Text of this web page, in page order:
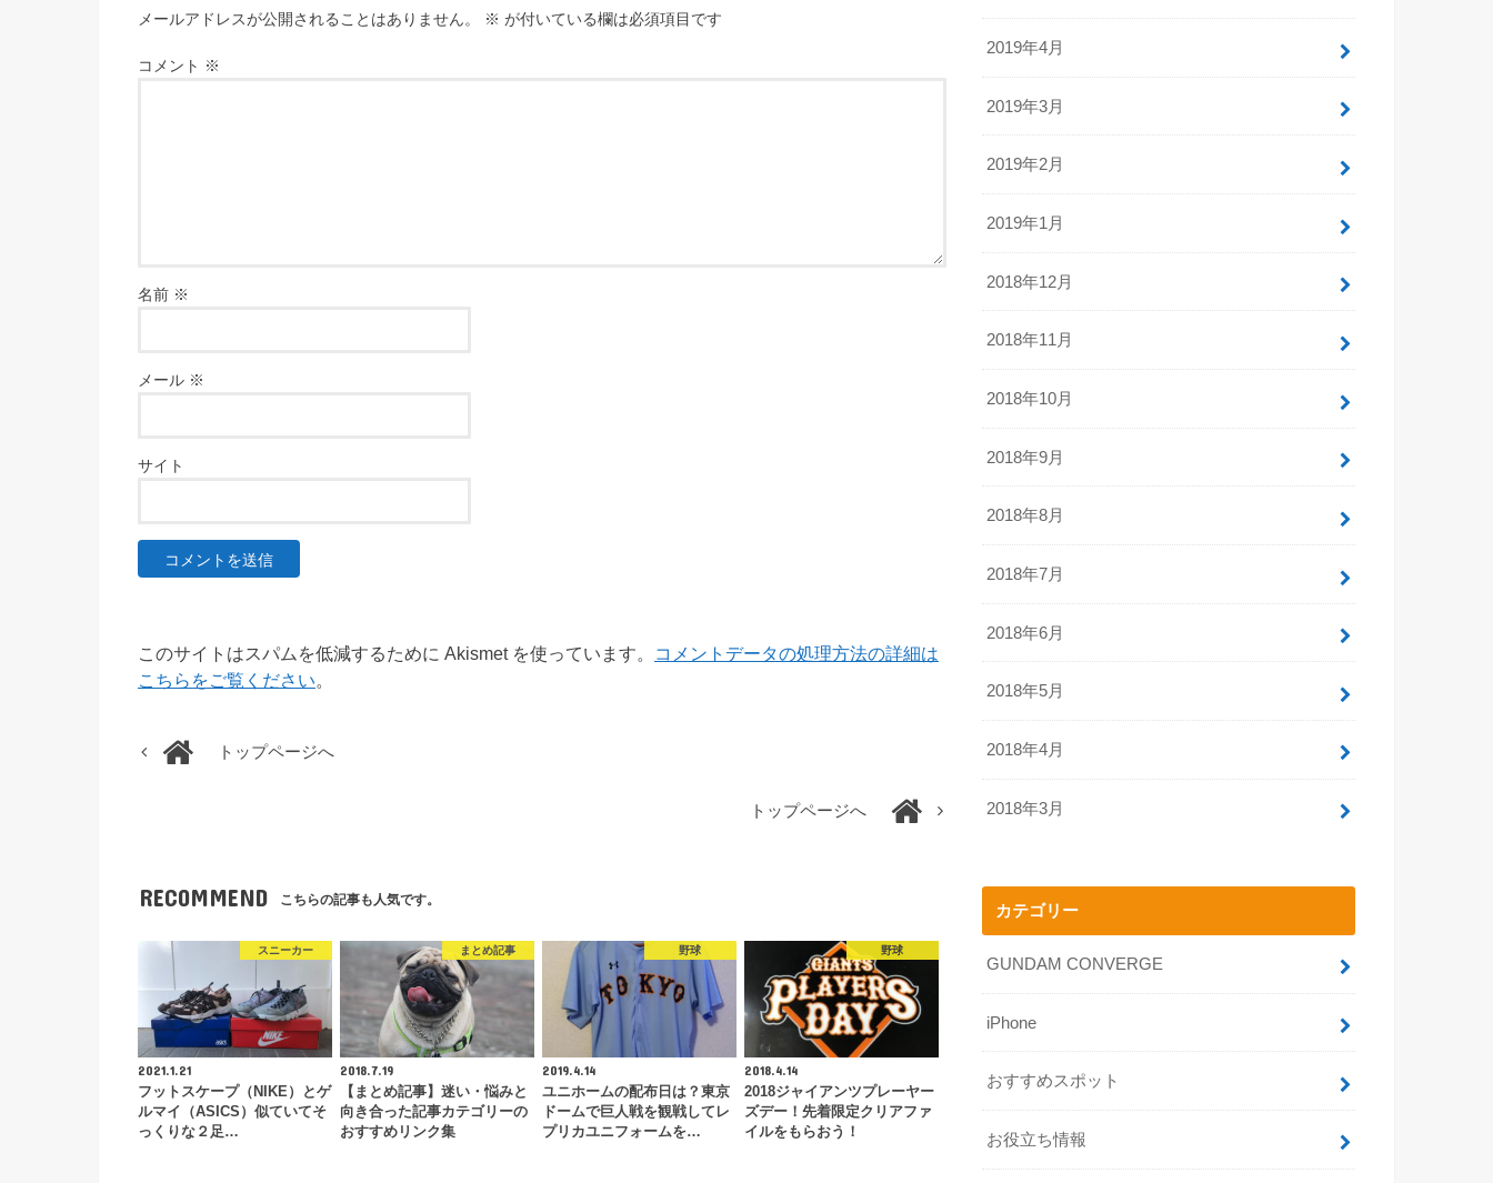
メールアドレスが公開されることはありません。 ※ が付いている欄は必須項目です
コメント ※
名前 ※
メール ※
サイト
このサイトはスパムを低減するために Akismet を使っています。
コメントデータの処理方法の詳細は
こちらをご覧ください
トップページへ
トップページへ
RECOMMEND こちらの記事も人気です。
スニーカー
2021.1.21
フットスケープ（NIKE）とゲ
ルマイ（ASICS）似ていてそ
っくりな２足…
まとめ記事
2018.7.19
【まとめ記事】迷い・悩みと
向き合った記事カテゴリーの
おすすめリンク集
野球
2019.4.14
ユニホームの配布日は？東京
ドームで巨人戦を観戦してレ
プリカユニフォームを…
野球
2018.4.14
2018ジャイアンツプレーヤー
ズデー！先着限定クリアファ
イルをもらおう！
2019年4月
2019年3月
2019年2月
2019年1月
2018年12月
2018年11月
2018年10月
2018年9月
2018年8月
2018年7月
2018年6月
2018年5月
2018年4月
2018年3月
カテゴリー
GUNDAM CONVERGE
iPhone
おすすめスポット
お役立ち情報